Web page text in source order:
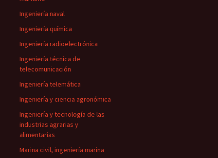
Ingeniería naval
Ingeniería química
Ingeniería radioelectrónica
Ingeniería técnica de
telecomunicación
Ingeniería telemática
Ingeniería y ciencia agronómica
Ingeniería y tecnología de las
industrias agrarias y
alimentarias
Marina civil, ingeniería marina